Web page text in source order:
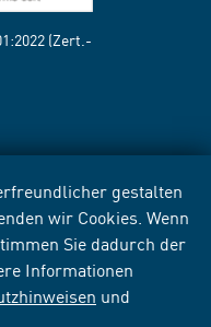
gestalten
wir Cookies. Wenn
Sie dadurch der
Informationen
und
(Zert.-